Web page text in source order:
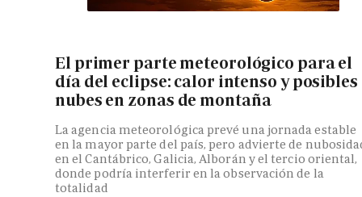
El primer parte meteorológico para el
día del eclipse: calor intenso y posibles
nubes en zonas de montaña
La agencia meteorológica prevé una jornada estable
en la mayor parte del país, pero advierte de
en el Cantábrico, Galicia, Alborán y el tercio oriental,
donde podría interferir en la observación de la
totalidad